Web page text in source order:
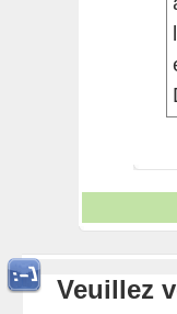
Veuillez